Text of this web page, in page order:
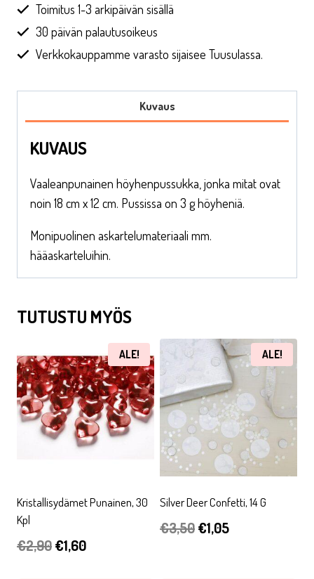
Toimitus 1-3 arkipäivän sisällä
30 päivän palautusoikeus
Verkkokauppamme varasto sijaisee Tuusulassa.
Kuvaus
KUVAUS
Vaaleanpunainen höyhenpussukka, jonka mitat ovat
noin 18 cm x 12 cm. Pussissa on 3 g höyheniä.
Monipuolinen askartelumateriaali mm.
hääaskarteluihin.
TUTUSTU MYÖS
ALE!
Kristallisydämet Punainen, 30
Kpl
€2,90Alkuperäinen
€1,60Nykyinen
ALE!
Silver Deer Confetti, 14 G
€3,50Alkuperäinen
€1,05Nykyinen